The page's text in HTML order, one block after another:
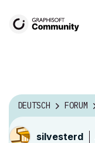
DEUTSCH FORUM
silvesterd